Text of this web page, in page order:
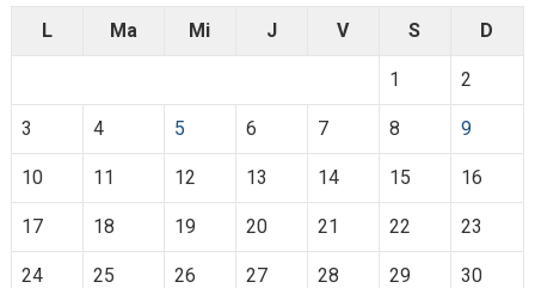
L Ma Mi J V S D
1 2
3 4 5 6 7 8 9
10 11 12 13 14 15 16
17 18 19 20 21 22 23
24 25 26 27 28 29 30